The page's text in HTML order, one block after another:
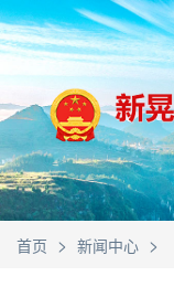
首页 > 新闻中心 >